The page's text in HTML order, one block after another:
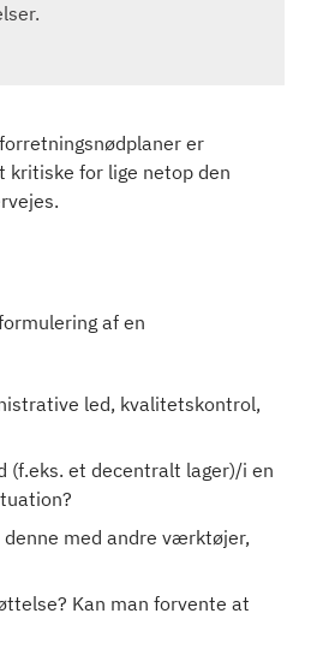
er
kritiske for lige netop den
af en
led, kvalitetskontrol,
(f.eks. et decentralt lager)/i en
med andre værktøjer,
Kan man forvente at